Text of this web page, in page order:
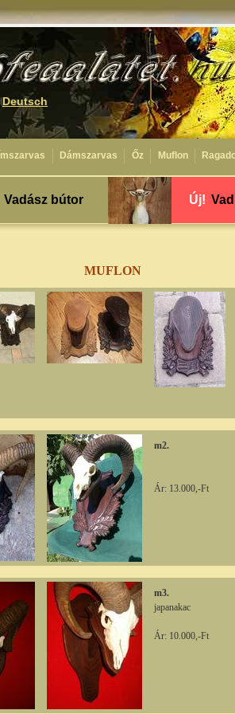
Deutsch
Dámszarvas Őz Muflon
Vadász bútor Új!
MUFLON
m2.
Ár: 13.000,-Ft
m3.
japanakac
Ár: 10.000,-Ft